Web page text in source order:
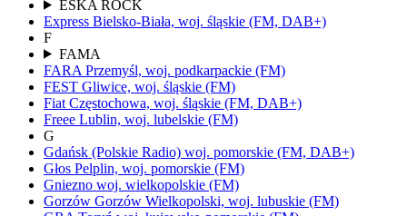
ESKA ROCK
Express Bielsko-Biała, woj. śląskie (FM, DAB+)
F
FAMA
FARA Przemyśl, woj. podkarpackie (FM)
FEST Gliwice, woj. śląskie (FM)
Fiat Częstochowa, woj. śląskie (FM, DAB+)
Freee Lublin, woj. lubelskie (FM)
G
Gdańsk (Polskie Radio) woj. pomorskie (FM, DAB+)
Głos Pelplin, woj. pomorskie (FM)
Gniezno woj. wielkopolskie (FM)
Gorzów Gorzów Wielkopolski, woj. lubuskie (FM)